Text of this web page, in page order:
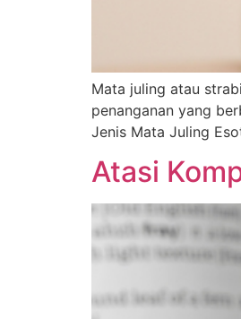
Mata juling atau
penanganan yang
Jenis Mata Juling
Atasi